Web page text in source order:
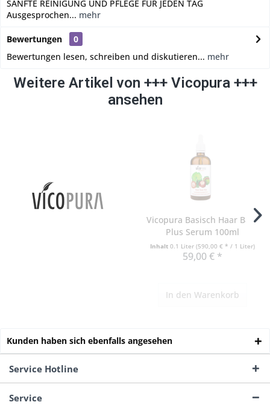
SANFTE REINIGUNG UND PFLEGE FÜR JEDEN TAG
Ausgesprochen... mehr
Bewertungen
0
Bewertungen lesen, schreiben und diskutieren... mehr
Weitere Artikel von +++ Vicopura +++
ansehen
Vicopura Basisch Haar Base
Plus Serum 100ml
Inhalt 0.1 Liter (590,00 € * / 1 Liter)
59,00 € *
In den Warenkorb
Kunden haben sich ebenfalls angesehen
Service Hotline
Service